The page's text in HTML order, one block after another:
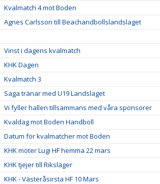
Kvalmatch 4 mot Boden
Agnes Carlsson till Beachandbollslandslaget
Vinst i dagens kvalmatch
KHK Dagen
Kvalmatch 3
Saga tränar med U19 Landslaget
Vi fyller hallen tillsammans med våra sponsorer
Kvaldag mot Boden Handboll
Datum för kvalmatcher mot Boden
KHK möter Lugi HF hemma 22 mars
KHK tjejer till Riksläger
KHK - Västeråsirsta HF 10 Mars